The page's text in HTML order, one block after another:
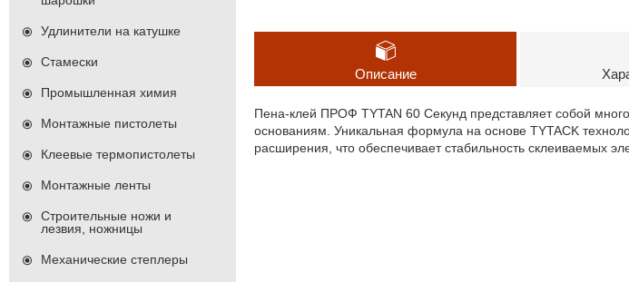
Описание
Пена-клей ПРОФ TYTAN 60 Секунд представляет собой
основаниям. Уникальная формула на основе TYTACK
расширения, что обеспечивает стабильность склеиваемых
Удлинители на катушке
Стамески
Промышленная химия
Монтажные пистолеты
Клеевые термопистолеты
Монтажные ленты
Строительные ножи и
лезвия, ножницы
Механические степлеры